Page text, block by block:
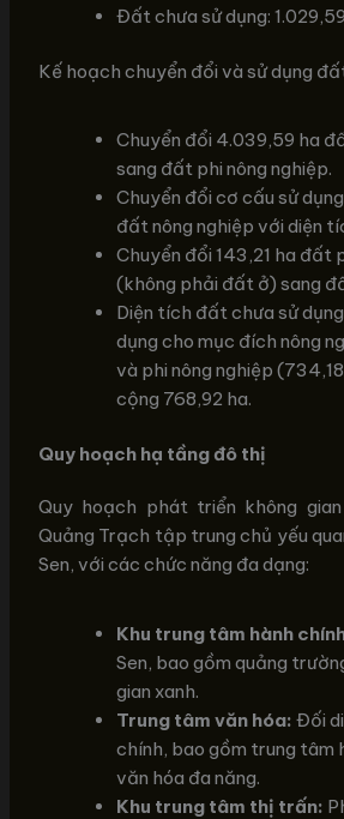
Đất chưa sử dụng:
Kế hoạch chuyển đổi và sử dụng
Chuyển đổi 4.039,59 ha
sang đất phi nông nghiệp.
Chuyển đổi cơ cấu sử
đất nông nghiệp với diện
Chuyển đổi 143,21 ha đất
(không phải đất ở) sang
Diện tích đất chưa sử
dụng cho mục đích nông
và phi nông nghiệp
cộng 768,92 ha.
Quy hoạch hạ tầng đô thị
Quy hoạch phát triển không
Quảng Trạch tập trung chủ yếu
Sen, với các chức năng đa dạng:
Khu trung tâm hành
Sen, bao gồm quảng
gian xanh.
Trung tâm văn hóa: Đối
chính, bao gồm trung tâm
văn hóa đa năng.
Khu trung tâm thị trấn: